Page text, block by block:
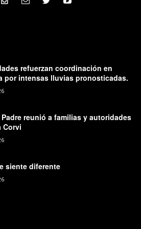
refuerzan coordinación en
por intensas lluvias pronosticadas.
Padre reunió a familias y autoridades
Corvi
siente diferente